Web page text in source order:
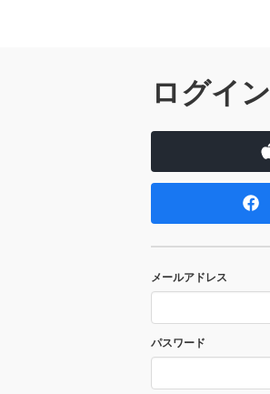
ログイン
メールアドレス
パスワード